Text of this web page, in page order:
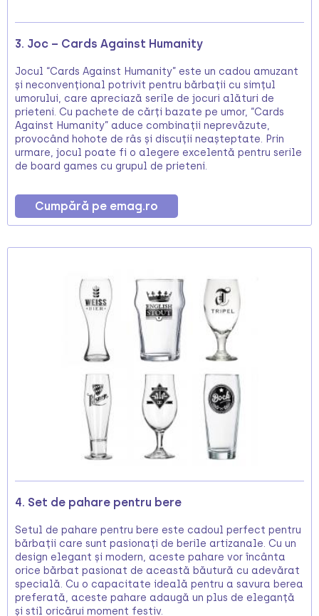
3. Joc – Cards Against Humanity
Jocul “Cards Against Humanity” este un cadou amuzant
și neconvențional potrivit pentru bărbații cu simțul
umorului, care apreciază serile de jocuri alături de
prieteni. Cu pachete de cărți bazate pe umor, “Cards
Against Humanity” aduce combinații neprevăzute,
provocând hohote de râs și discuții neașteptate. Prin
urmare, jocul poate fi o alegere excelentă pentru serile
de board games cu grupul de prieteni.
Cumpără pe emag.ro
4. Set de pahare pentru bere
Setul de pahare pentru bere este cadoul perfect pentru
bărbații care sunt pasionați de berile artizanale. Cu un
design elegant și modern, aceste pahare vor încânta
orice bărbat pasionat de această băutură cu adevărat
specială. Cu o capacitate ideală pentru a savura berea
preferată, aceste pahare adaugă un plus de eleganță
și stil oricărui moment festiv.